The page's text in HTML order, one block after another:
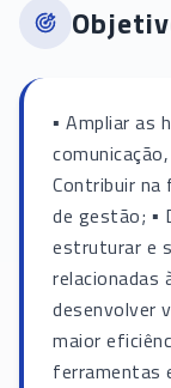
▪ Ampliar as
Contribuir na
de gestão; ▪
estruturar e
relacionadas
desenvolver
maior
ferramentas